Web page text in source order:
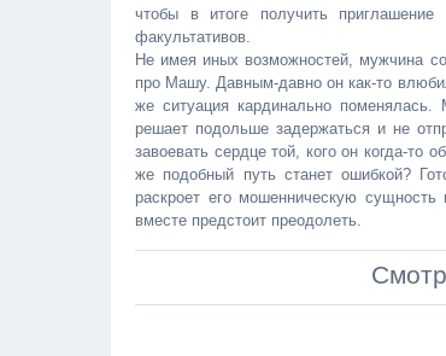
чтобы в итоге получить
факультативов.
Не имея иных возможностей, мужчина
про Машу. Давным-давно он как-то
же ситуация кардинально
решает подольше задержаться и не
завоевать сердце той, кого он когда-
же подобный путь станет ошибкой?
раскроет его мошенническую
вместе предстоит преодолеть.